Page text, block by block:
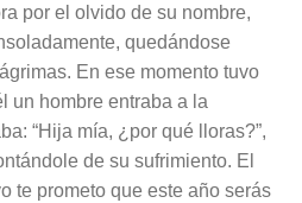
por el olvido de su nombre,
quedándose
En ese momento tuvo
un hombre entraba a la
“Hija mía, ¿por qué lloras?”,
de su sufrimiento. El
te prometo que este año serás